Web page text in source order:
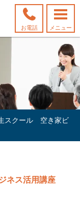
メニュー
お電話
スクール 空き家ビ
ネス活用講座